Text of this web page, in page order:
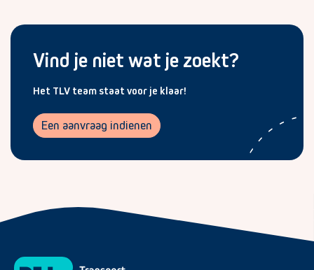
Vind je niet wat je zoekt?
Het TLV team staat voor je klaar!
Een aanvraag indienen